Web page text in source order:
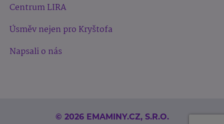
Centrum LIRA
Úsměv nejen pro Kryštofa
Napsali o nás
© 2026 EMAMINY.CZ, S.R.O.